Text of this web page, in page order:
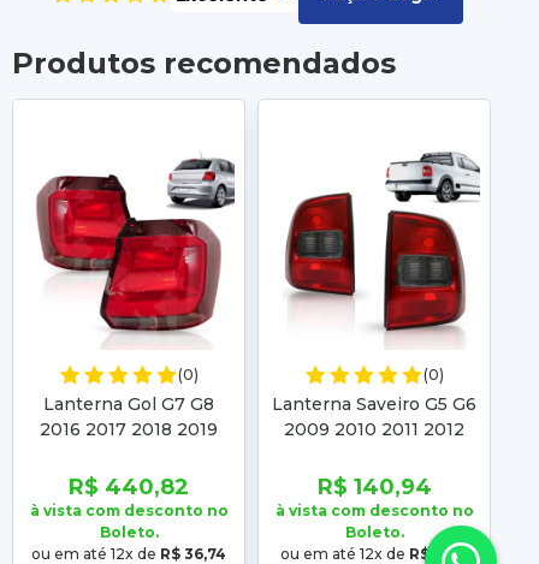
Produtos recomendados
(0)
Lanterna Gol G7 G8
2016 2017 2018 2019
Borda Fumê
R$ 440,82
à vista com desconto no
Boleto.
ou em até 12x de R$ 36,74
(0)
Lanterna Saveiro G5 G6
2009 2010 2011 2012
Com Borda Fumê
R$ 140,94
à vista com desconto no
Boleto.
ou em até 12x de R$ 11,74